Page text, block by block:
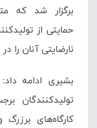
برگزار شد که
حمایتی از
نارضایتی آنان را
بشیری ادامه
تولیدکنندگان
کارگاه‌های